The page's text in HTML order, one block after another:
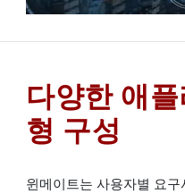
다양한 애
형 구성
윈메이트는 사용자별 요